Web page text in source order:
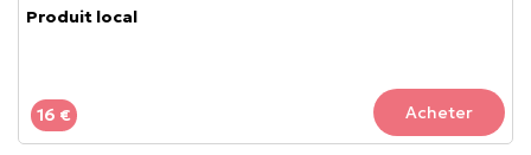
Produit local
16 € Acheter